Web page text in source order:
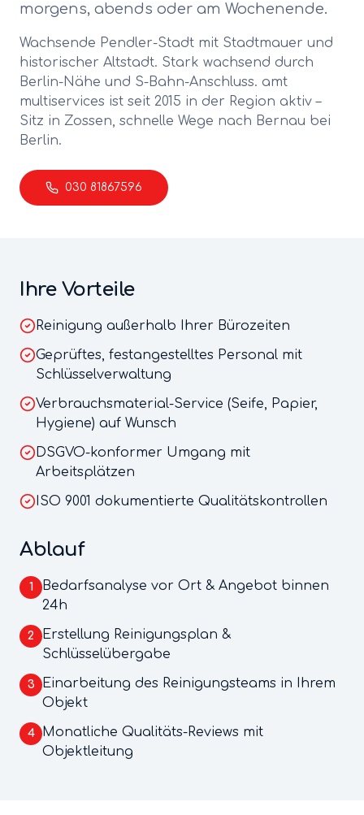
morgens, abends oder am Wochenende.
Wachsende Pendler-Stadt mit Stadtmauer und
historischer Altstadt. Stark wachsend durch
Berlin-Nähe und S-Bahn-Anschluss. amt
multiservices ist seit 2015 in der Region aktiv –
Sitz in Zossen, schnelle Wege nach Bernau bei
Berlin.
030 81867596
Ihre Vorteile
Reinigung außerhalb Ihrer Bürozeiten
Geprüftes, festangestelltes Personal mit
Schlüsselverwaltung
Verbrauchsmaterial-Service (Seife, Papier,
Hygiene) auf Wunsch
DSGVO-konformer Umgang mit
Arbeitsplätzen
ISO 9001 dokumentierte Qualitätskontrollen
Ablauf
1
Bedarfsanalyse vor Ort & Angebot binnen
24h
2
Erstellung Reinigungsplan &
Schlüsselübergabe
3
Einarbeitung des Reinigungsteams in Ihrem
Objekt
4
Monatliche Qualitäts-Reviews mit
Objektleitung